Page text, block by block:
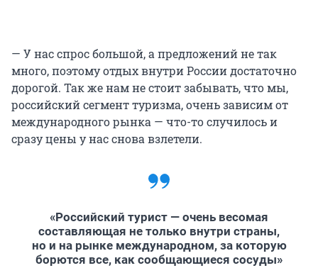
— У нас спрос большой, а предложений не так
много, поэтому отдых внутри России достаточно
дорогой. Так же нам не стоит забывать, что мы,
российский сегмент туризма, очень зависим от
международного рынка — что-то случилось и
сразу цены у нас снова взлетели.
«Российский турист — очень весомая
составляющая не только внутри страны,
но и на рынке международном, за которую
борются все, как сообщающиеся сосуды»